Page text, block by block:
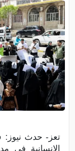
تعز- حدث
الإنسانية في